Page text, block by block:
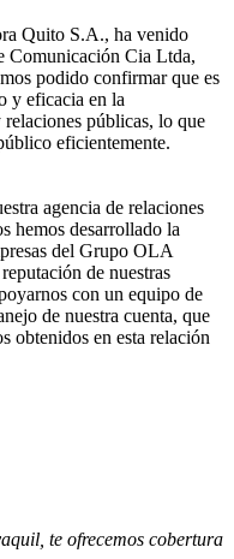
Quito S.A., ha venido
Comunicación Cia Ltda,
podido confirmar que es
y eficacia en la
públicas, lo que
eficientemente.
agencia de relaciones
hemos desarrollado la
del Grupo OLA
de nuestras
con un equipo de
de nuestra cuenta, que
obtenidos en esta relación
te ofrecemos cobertura